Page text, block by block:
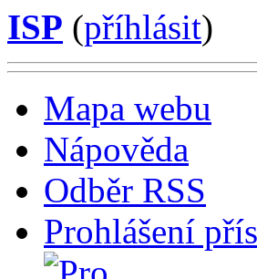
ISP (příhlásit)
Mapa webu
Nápověda
Odběr RSS
Prohlášení